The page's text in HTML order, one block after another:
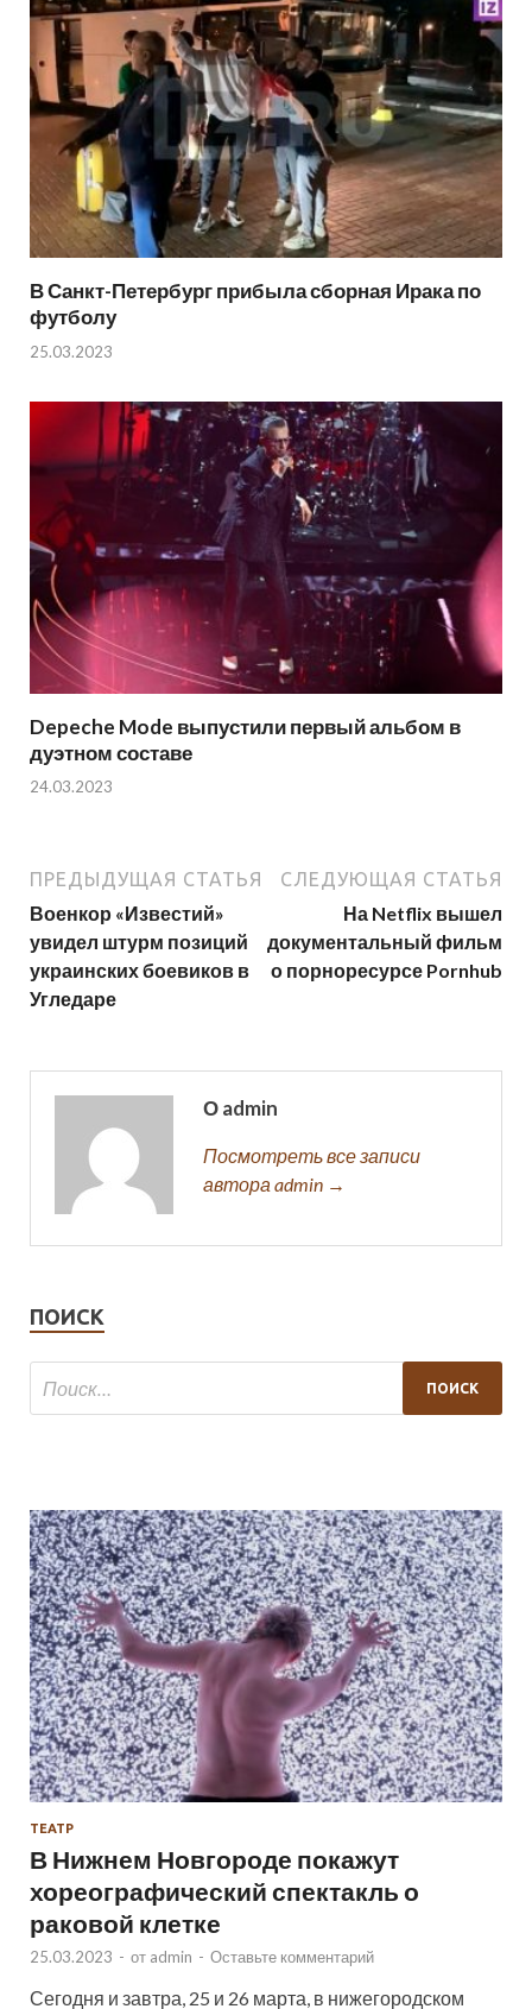
В Санкт-Петербург прибыла сборная Ирака по
футболу
25.03.2023
Depeche Mode выпустили первый альбом в
дуэтном составе
24.03.2023
ПРЕДЫДУЩАЯ СТАТЬЯ
Военкор «Известий»
увидел штурм позиций
украинских боевиков в
Угледаре
СЛЕДУЮЩАЯ СТАТЬЯ
На Netflix вышел
документальный фильм
о порноресурсе Pornhub
О admin
Посмотреть все записи
автора admin →
ПОИСК
ТЕАТР
В Нижнем Новгороде покажут
хореографический спектакль о
раковой клетке
25.03.2023 - от admin - Оставьте комментарий
Сегодня и завтра, 25 и 26 марта, в нижегородском